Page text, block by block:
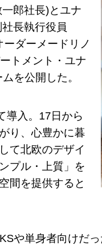
郎社長)とユナ
長執行役員
ダーメードリノ
トメント・ユナ
を公開した。
導入。17日から
り、心豊かに暮
て北欧のデザイ
プル・上質」を
間を提供すると
や単身者向けだ